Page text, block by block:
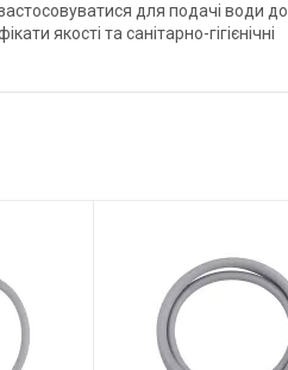
для подачі води до
якості та санітарно-гігієнічні